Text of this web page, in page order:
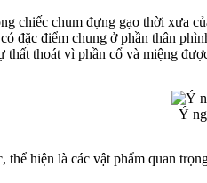
chiếc chum đựng gạo thời xưa
đặc điểm chung ở phần thân
thoát vì phần cổ và miệng
Ý
hiện là các vật phẩm quan